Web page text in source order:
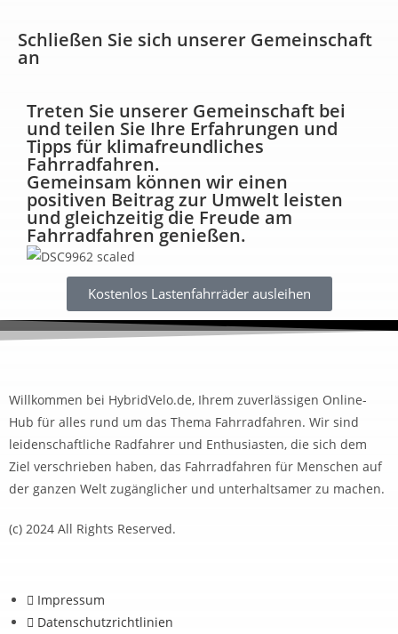
Schließen Sie sich unserer Gemeinschaft
an
Treten Sie unserer Gemeinschaft bei
und teilen Sie Ihre Erfahrungen und
Tipps für klimafreundliches
Fahrradfahren.
Gemeinsam können wir einen
positiven Beitrag zur Umwelt leisten
und gleichzeitig die Freude am
Fahrradfahren genießen.
Kostenlos Lastenfahrräder ausleihen
Willkommen bei HybridVelo.de, Ihrem zuverlässigen Online-
Hub für alles rund um das Thema Fahrradfahren. Wir sind
leidenschaftliche Radfahrer und Enthusiasten, die sich dem
Ziel verschrieben haben, das Fahrradfahren für Menschen auf
der ganzen Welt zugänglicher und unterhaltsamer zu machen.
(c) 2024 All Rights Reserved.
Impressum
Datenschutzrichtlinien